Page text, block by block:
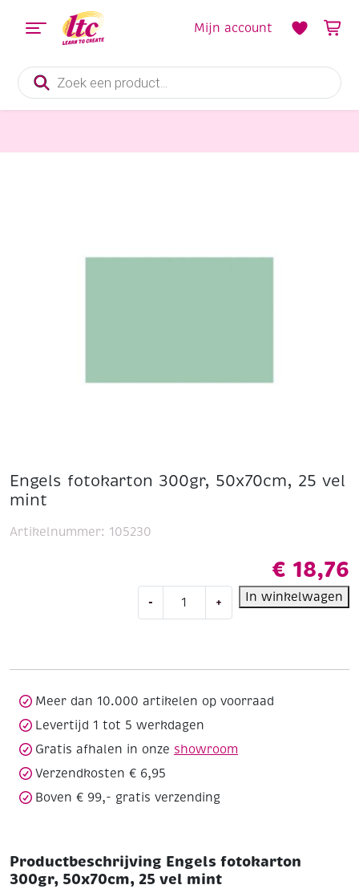
Producten
zoeken
Mijn account
Engels fotokarton 300gr, 50x70cm, 25 vel
mint
€ 18,76
-
fotokarton
mint
+ In winkelwagen
Artikelnummer: 105230
Meer dan 10.000 artikelen op voorraad
Levertijd 1 tot 5 werkdagen
Gratis afhalen in onze showroom
Verzendkosten € 6,95
Boven € 99,- gratis verzending
Productbeschrijving Engels fotokarton
300gr, 50x70cm, 25 vel mint